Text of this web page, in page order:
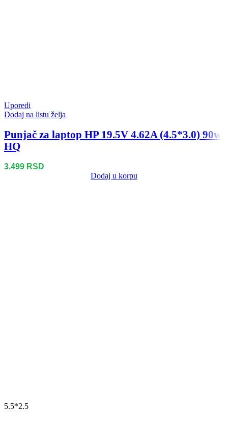
Uporedi
Dodaj na listu želja
Punjač za laptop HP 19.5V 4.62A (4.5*3.0) 90w
HQ
3.499 RSD
Dodaj u korpu
5.5*2.5